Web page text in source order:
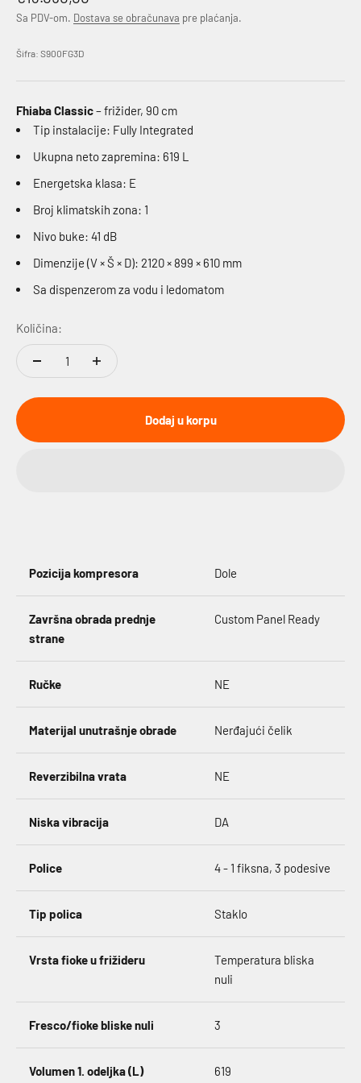
Sa PDV-om. Dostava se obračunava pre plaćanja.
Šifra: S900FG3D
Fhiaba Classic– frižider, 90 cm
Tip instalacije: Fully Integrated
Ukupna neto zapremina: 619 L
Energetska klasa: E
Broj klimatskih zona: 1
Nivo buke: 41 dB
Dimenzije (V × Š × D): 2120 × 899 × 610 mm
Sa dispenzerom za vodu i ledomatom
Količina:
Dodaj u korpu
Pozicija kompresora Dole
Završna obrada prednje
strane
Custom Panel Ready
Ručke NE
Materijal unutrašnje obrade Nerđajući čelik
Reverzibilna vrata NE
Niska vibracija DA
Police 4 - 1 fiksna, 3 podesive
Tip polica Staklo
Vrsta fioke u frižideru
Temperatura bliska
nuli
Fresco/fioke bliske nuli 3
Volumen 1. odeljka (L) 619